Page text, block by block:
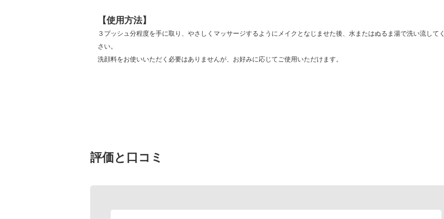
【使用方法】
３プッシュ分程度を手に取り、やさしくマッサージするようにメイクとなじませた後、水またはぬるま湯で洗い流して
さい。
洗顔料をお使いいただく必要はありませんが、お好みに応じてご使用いただけます。
評価と口コミ